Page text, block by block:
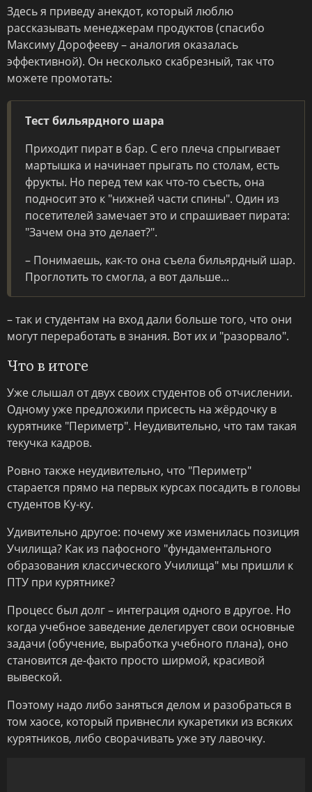
Здесь я приведу анекдот, который люблю
рассказывать менеджерам продуктов (спасибо
Максиму Дорофееву – аналогия оказалась
эффективной). Он несколько скабрезный, так что
можете промотать:
Тест бильярдного шара
Приходит пират в бар. С его плеча спрыгивает
мартышка и начинает прыгать по столам, есть
фрукты. Но перед тем как что-то съесть, она
подносит это к "нижней части спины". Один из
посетителей замечает это и спрашивает пирата:
"Зачем она это делает?".
– Понимаешь, как-то она съела бильярдный шар.
Проглотить то смогла, а вот дальше...
– так и студентам на вход дали больше того, что они
могут переработать в знания. Вот их и "разорвало".
Что в итоге
Уже слышал от двух своих студентов об отчислении.
Одному уже предложили присесть на жёрдочку в
курятнике "Периметр". Неудивительно, что там такая
текучка кадров.
Ровно также неудивительно, что "Периметр"
старается прямо на первых курсах посадить в головы
студентов Ку-ку.
Удивительно другое: почему же изменилась позиция
Училища? Как из пафосного "фундаментального
образования классического Училища" мы пришли к
ПТУ при курятнике?
Процесс был долг – интеграция одного в другое. Но
когда учебное заведение делегирует свои основные
задачи (обучение, выработка учебного плана), оно
становится де-факто просто ширмой, красивой
вывеской.
Поэтому надо либо заняться делом и разобраться в
том хаосе, который привнесли кукаретики из всяких
курятников, либо сворачивать уже эту лавочку.